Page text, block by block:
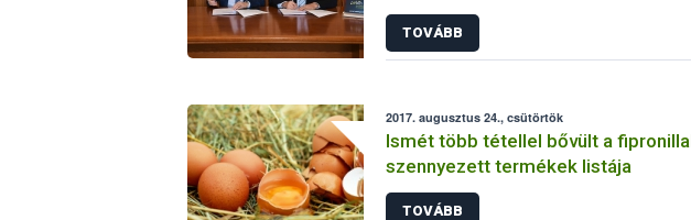
TOVÁBB
2017. augusztus 24., csütörtök
Ismét több tétellel bővült a
szennyezett termékek listája
TOVÁBB